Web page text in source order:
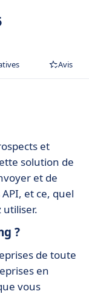
Avis
et
solution de
et de
et ce, quel
utiliser.
?
de toute
en
vous